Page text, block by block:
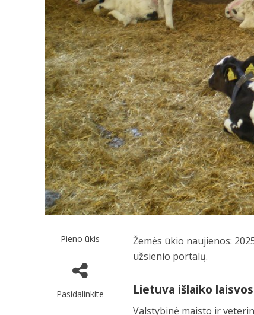
Pieno ūkis
Pasidalinkite
Žemės ūkio naujienos:
užsienio portalų.
Lietuva išlaiko
Valstybinė maisto ir